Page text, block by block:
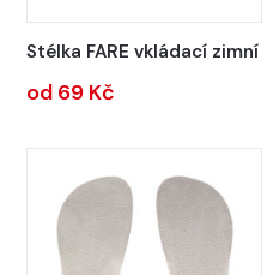
Stélka FARE vkládací zimní
od 69 Kč